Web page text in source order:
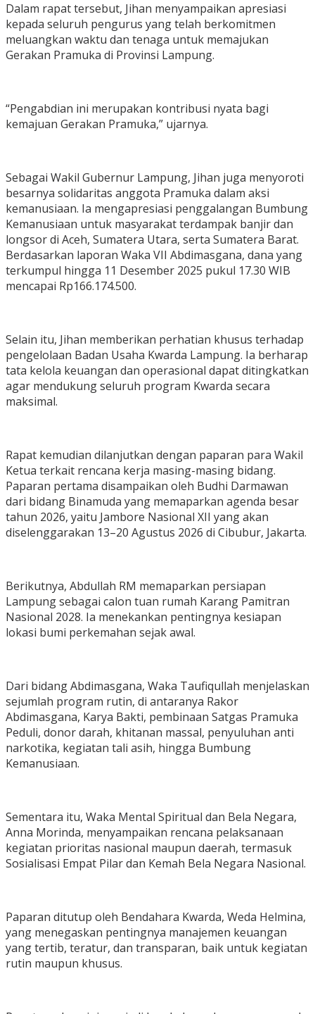
Dalam rapat tersebut, Jihan menyampaikan apresiasi
kepada seluruh pengurus yang telah berkomitmen
meluangkan waktu dan tenaga untuk memajukan
Gerakan Pramuka di Provinsi Lampung.
“Pengabdian ini merupakan kontribusi nyata bagi
kemajuan Gerakan Pramuka,” ujarnya.
Sebagai Wakil Gubernur Lampung, Jihan juga menyoroti
besarnya solidaritas anggota Pramuka dalam aksi
kemanusiaan. Ia mengapresiasi penggalangan Bumbung
Kemanusiaan untuk masyarakat terdampak banjir dan
longsor di Aceh, Sumatera Utara, serta Sumatera Barat.
Berdasarkan laporan Waka VII Abdimasgana, dana yang
terkumpul hingga 11 Desember 2025 pukul 17.30 WIB
mencapai Rp166.174.500.
Selain itu, Jihan memberikan perhatian khusus terhadap
pengelolaan Badan Usaha Kwarda Lampung. Ia berharap
tata kelola keuangan dan operasional dapat ditingkatkan
agar mendukung seluruh program Kwarda secara
maksimal.
Rapat kemudian dilanjutkan dengan paparan para Wakil
Ketua terkait rencana kerja masing-masing bidang.
Paparan pertama disampaikan oleh Budhi Darmawan
dari bidang Binamuda yang memaparkan agenda besar
tahun 2026, yaitu Jambore Nasional XII yang akan
diselenggarakan 13–20 Agustus 2026 di Cibubur, Jakarta.
Berikutnya, Abdullah RM memaparkan persiapan
Lampung sebagai calon tuan rumah Karang Pamitran
Nasional 2028. Ia menekankan pentingnya kesiapan
lokasi bumi perkemahan sejak awal.
Dari bidang Abdimasgana, Waka Taufiqullah menjelaskan
sejumlah program rutin, di antaranya Rakor
Abdimasgana, Karya Bakti, pembinaan Satgas Pramuka
Peduli, donor darah, khitanan massal, penyuluhan anti
narkotika, kegiatan tali asih, hingga Bumbung
Kemanusiaan.
Sementara itu, Waka Mental Spiritual dan Bela Negara,
Anna Morinda, menyampaikan rencana pelaksanaan
kegiatan prioritas nasional maupun daerah, termasuk
Sosialisasi Empat Pilar dan Kemah Bela Negara Nasional.
Paparan ditutup oleh Bendahara Kwarda, Weda Helmina,
yang menegaskan pentingnya manajemen keuangan
yang tertib, teratur, dan transparan, baik untuk kegiatan
rutin maupun khusus.